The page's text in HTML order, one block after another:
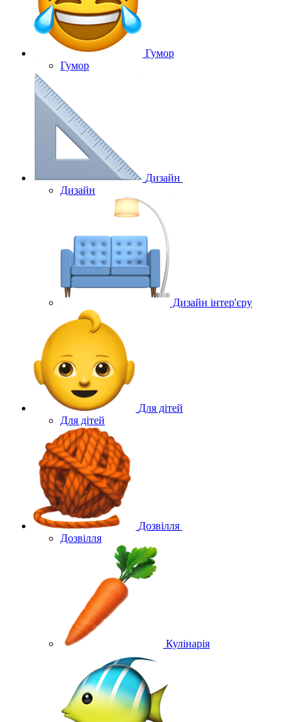
Гумор
Гумор
Дизайн
Дизайн
Дизайн інтер'єру
Для дітей
Для дітей
Дозвілля
Дозвілля
Кулінарія